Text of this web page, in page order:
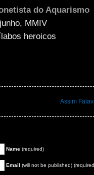
do Aquarismo
MMIV
heroicos
Assim
Name (required)
Email (will not be published)